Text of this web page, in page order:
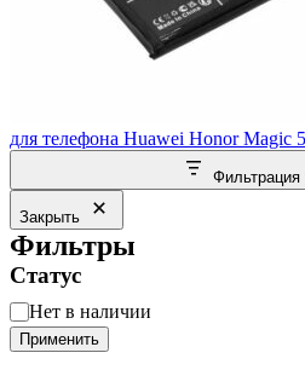
для телефона Huawei Honor Magic
Фильтрация
Закрыть
Фильтры
Статус
Статус
Нет в наличии
Применить